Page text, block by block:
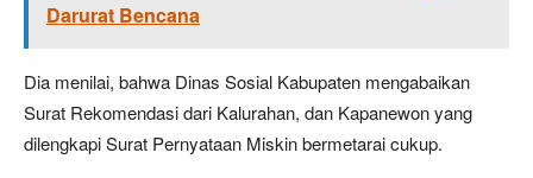
Darurat Bencana
Dia menilai, bahwa Dinas Sosial Kabupaten mengabaikan
Surat Rekomendasi dari Kalurahan, dan Kapanewon yang
dilengkapi Surat Pernyataan Miskin bermetarai cukup.